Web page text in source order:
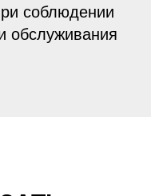
соблюдении
обслуживания